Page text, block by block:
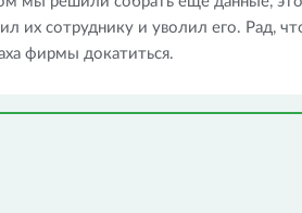
их сотруднику и уволил его. Рад,
фирмы докатиться.